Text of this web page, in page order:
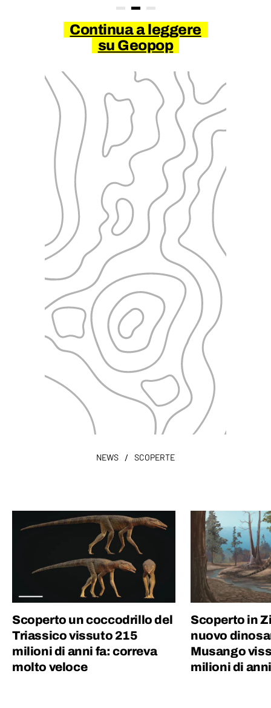
Continua a leggere
su Geopop
NEWS / SCOPERTE
Scoperto un coccodrillo del
Triassico vissuto 215
milioni di anni fa: correva
molto veloce
Scoperto in
nuovo
Musango
milioni di